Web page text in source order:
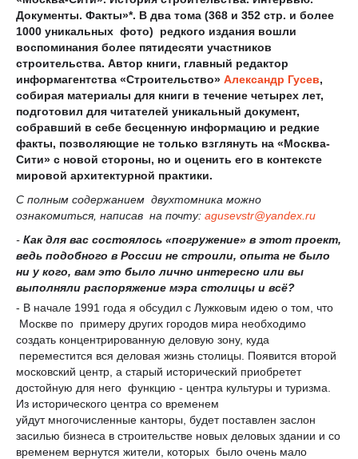
Документы. Факты»*. В два тома (368 и 352 стр. и более
1000 уникальных фото) редкого издания вошли
воспоминания более пятидесяти участников
строительства. Автор книги, главный редактор
информагентства «Строительство» Александр Гусев,
собирая материалы для книги в течение четырех лет,
подготовил для читателей уникальный документ,
собравший в себе бесценную информацию и редкие
факты, позволяющие не только взглянуть на «Москва-
Сити» с новой стороны, но и оценить его в контексте
мировой архитектурной практики.
С полным содержанием двухтомника можно
ознакомиться, написав на почту: agusevstr@yandex ru
- Как для вас состоялось «погружение» в этот проект,
ведь подобного в России не строили, опыта не было
ни у кого, вам это было лично интересно или вы
выполняли распоряжение мэра столицы и всё?
- В начале 1991 года я обсудил с Лужковым идею о том, что
Москве по примеру других городов мира необходимо
создать концентрированную деловую зону, куда
переместится вся деловая жизнь столицы. Появится второй
московский центр, а старый исторический приобретет
достойную для него функцию - центра культуры и туризма.
Из исторического центра со временем
уйдут многочисленные канторы, будет поставлен заслон
засилью бизнеса в строительстве новых деловых здании и со
временем вернутся жители, которых было очень мало